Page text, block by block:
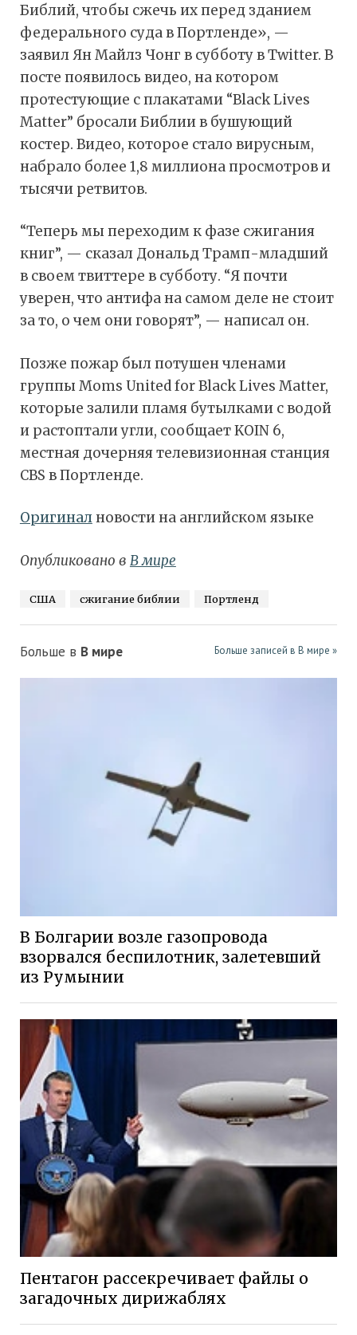
Библий, чтобы сжечь их перед зданием
федерального суда в Портленде», —
заявил Ян Майлз Чонг в субботу в Twitter. В
посте появилось видео, на котором
протестующие с плакатами “Black Lives
Matter” бросали Библии в бушующий
костер. Видео, которое стало вирусным,
набрало более 1,8 миллиона просмотров и
тысячи ретвитов.
“Теперь мы переходим к фазе сжигания
книг”, — сказал Дональд Трамп-младший
в своем твиттере в субботу. “Я почти
уверен, что антифа на самом деле не стоит
за то, о чем они говорят”, — написал он.
Позже пожар был потушен членами
группы Moms United for Black Lives Matter,
которые залили пламя бутылками с водой
и растоптали угли, сообщает KOIN 6,
местная дочерняя телевизионная станция
CBS в Портленде.
Оригиналновости на английском языке
Опубликовано в В мире
США сжигание библии Портленд
Больше в В мире Больше записей в В мире »
В Болгарии возле газопровода
взорвался беспилотник, залетевший
из Румынии
Пентагон рассекречивает файлы о
загадочных дирижаблях